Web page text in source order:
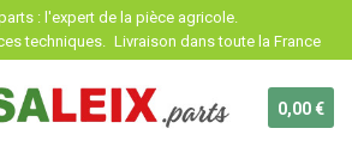
: l'expert de la pièce agricole.
techniques. Livraison dans toute la France
0,00 €